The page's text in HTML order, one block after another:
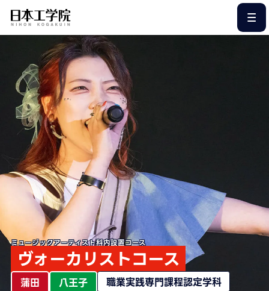
ミュージックアーティスト科内設置コース
ヴォーカリストコース
蒲田 八王子 職業実践専門課程認定学科